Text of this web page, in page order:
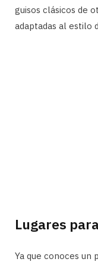
guisos clásicos de
adaptadas al estilo
Lugares
Ya que conoces un